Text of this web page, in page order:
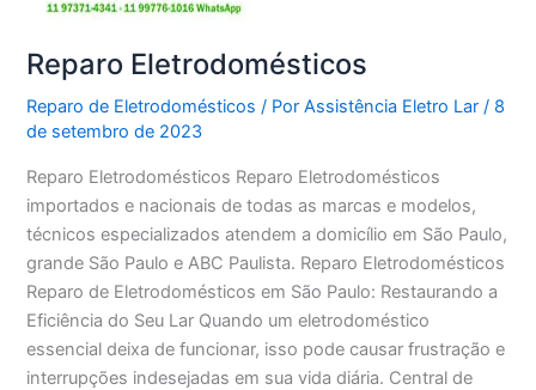
Reparo Eletrodomésticos
Reparo de Eletrodomésticos / PorAssistência Eletro Lar/ 8
de setembro de 2023
Reparo Eletrodomésticos Reparo Eletrodomésticos
importados e nacionais de todas as marcas e modelos,
técnicos especializados atendem a domicílio em São Paulo,
grande São Paulo e ABC Paulista. Reparo Eletrodomésticos
Reparo de Eletrodomésticos em São Paulo: Restaurando a
Eficiência do Seu Lar Quando um eletrodoméstico
essencial deixa de funcionar, isso pode causar frustração e
interrupções indesejadas em sua vida diária. Central de